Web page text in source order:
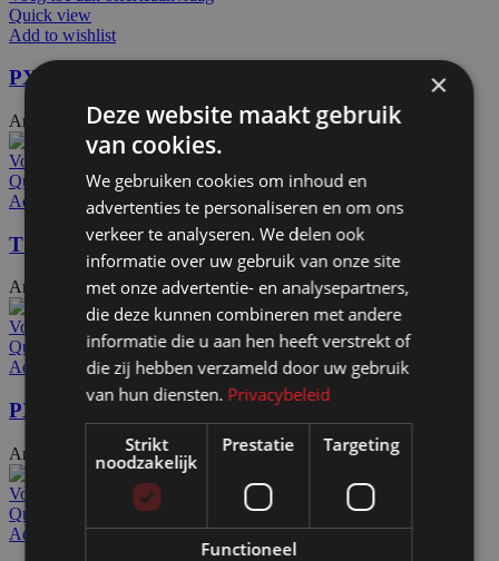
Quick view
Add to wishlist
PX2345p
Artikelnummer: 24842€60,40 Excl. BTW
Voeg toe aan offerteaanvraag
Quick view
Add to wishlist
TO35 + CR2508
Artikelnummer: 25250€21,65 Excl. BTW
Voeg toe aan offerteaanvraag
Quick view
Add to wishlist
PX4080
Artikelnummer: 24894 €52,50 Excl. BTW
Voeg toe aan offerteaanvraag
Quick view
Add to wishlist
×
Deze website maakt gebruik
van cookies.
We gebruiken cookies om inhoud en
advertenties te personaliseren en om ons
verkeer te analyseren. We delen ook
informatie over uw gebruik van onze site
met onze advertentie- en analysepartners,
die deze kunnen combineren met andere
informatie die u aan hen heeft verstrekt of
die zij hebben verzameld door uw gebruik
van hun diensten. Privacybeleid
Strikt
noodzakelijk
Prestatie Targeting
Functioneel